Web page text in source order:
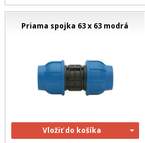
Priama spojka 63 x 63 modrá
Vložiť do košíka